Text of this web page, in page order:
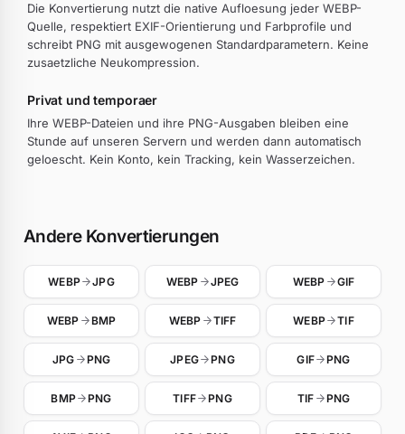
Die Konvertierung nutzt die native Aufloesung jeder WEBP-
Quelle, respektiert EXIF-Orientierung und Farbprofile und
schreibt PNG mit ausgewogenen Standardparametern. Keine
zusaetzliche Neukompression.
Privat und temporaer
Ihre WEBP-Dateien und ihre PNG-Ausgaben bleiben eine
Stunde auf unseren Servern und werden dann automatisch
geloescht. Kein Konto, kein Tracking, kein Wasserzeichen.
Andere Konvertierungen
WEBP JPG WEBP JPEG WEBP GIF
WEBP BMP WEBP TIFF WEBP TIF
JPG PNG JPEG PNG GIF PNG
BMP PNG TIFF PNG TIF PNG